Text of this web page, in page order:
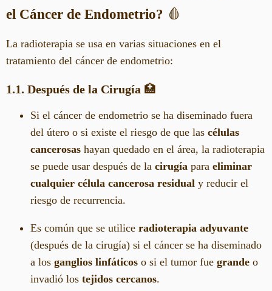
el Cáncer de Endometrio? 🩸
La radioterapia se usa en varias situaciones en el
tratamiento del cáncer de endometrio:
1.1. Después de la Cirugía 🏥
Si el cáncer de endometrio se ha diseminado fuera
del útero o si existe el riesgo de que las células
cancerosas hayan quedado en el área, la radioterapia
se puede usar después de la cirugía para eliminar
cualquier célula cancerosa residual y reducir el
riesgo de recurrencia.
Es común que se utilice radioterapia adyuvante
(después de la cirugía) si el cáncer se ha diseminado
a los ganglios linfáticos o si el tumor fue grande o
invadió los tejidos cercanos.